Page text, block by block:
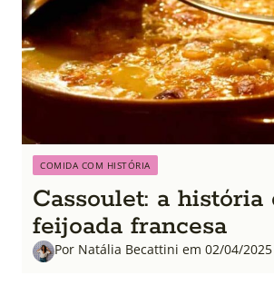
COMIDA COM HISTÓRIA
Cassoulet: a história
feijoada francesa
Por Natália Becattini em 02/04/2025